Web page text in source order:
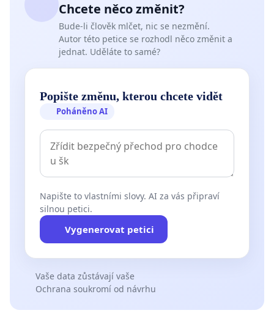
Chcete něco změnit?
Bude-li člověk mlčet, nic se nezmění.
Autor této petice se rozhodl něco změnit a
jednat. Uděláte to samé?
Popište změnu, kterou chcete vidět
Poháněno AI
Napište to vlastními slovy. AI za vás připraví
silnou petici.
Vygenerovat petici
Vaše data zůstávají vaše
Ochrana soukromí od návrhu